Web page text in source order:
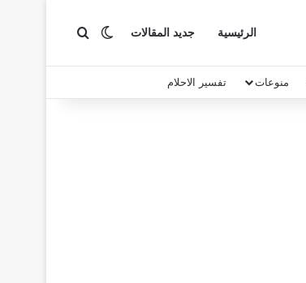
الرئيسية جديد المقالات الوضع المظلم
بحث عن
منوعات تفسير الاحلام